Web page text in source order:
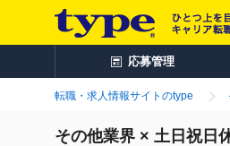
応募管理
転職・求人情報サイトのtype
その他業界 × 土日祝日